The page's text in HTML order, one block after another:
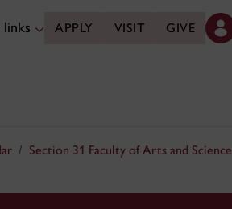
APPLY VISIT GIVE
Section 31 Faculty of Arts and Science